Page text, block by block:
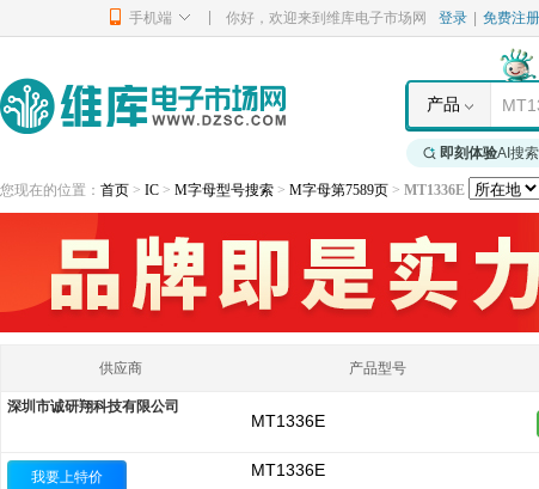
手机端 你好，欢迎来到维库电子市场网 登录 免费注册
产品
即刻体验AI搜
您现在的位置： 首页 > IC > M字母型号搜索 > M字母第7589页 > MT1336E
供应商 产品型号
深圳市诚研翔科技有限公司
MT1336E
我要上特价 MT1336E